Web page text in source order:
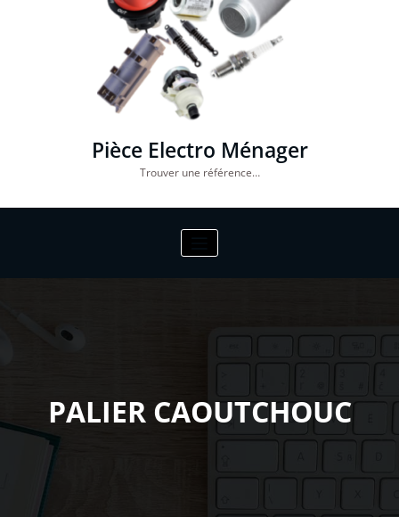
Pièce Electro Ménager
Trouver une référence…
PALIER CAOUTCHOUC